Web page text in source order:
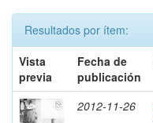
Resultados por ítem:
Vista
previa
Fecha de
publicación
2012-11-26